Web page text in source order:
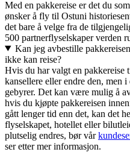
Med en pakkereise er det du
ønsker å fly til Ostuni
det bare å velge fra de
500 partnerflyselskaper verden
Kan jeg avbestille
ikke kan reise?
Hvis du har valgt en pakkereise
kansellere eller endre den, men
gebyrer. Det kan være mulig å
hvis du kjøpte pakkereisen
gått lenger tid enn det, kan det
flyselskapet, hotellet eller
plutselig endres, bør vår
ser etter mer informasjon.